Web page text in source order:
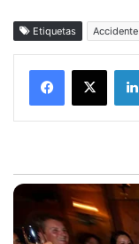
Etiquetas Accidente
Facebook
X